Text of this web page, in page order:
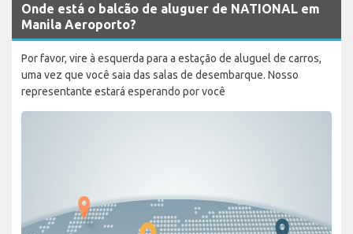
Onde está o balcão de aluguer de NATIONAL em
Manila Aeroporto?
Por favor, vire à esquerda para a estação de aluguel de carros,
uma vez que você saia das salas de desembarque. Nosso
representante estará esperando por você